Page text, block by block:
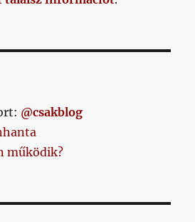
@csakblog
működik?